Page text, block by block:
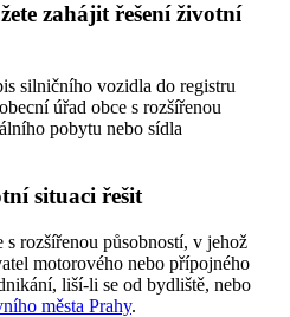
zahájit řešení životní
silničního vozidla do registru
úřad obce s rozšířenou
pobytu nebo sídla
situaci řešit
rozšířenou působností, v jehož
motorového nebo přípojného
liší-li se od bydliště, nebo
města Prahy.